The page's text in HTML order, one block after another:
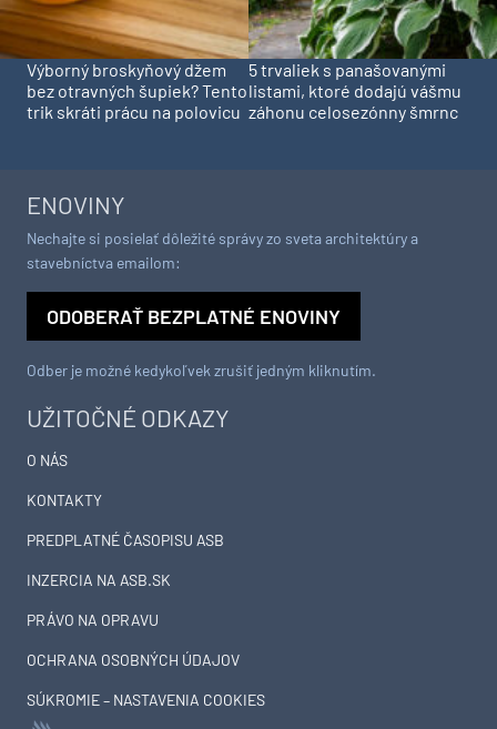
Výborný broskyňový džem
bez otravných šupiek? Tento
trik skráti prácu na polovicu
5 trvaliek s panašovanými
listami, ktoré dodajú vášmu
záhonu celosezónny šmrnc
UŽITOČNÉ ODKAZY
O NÁS
KONTAKTY
PREDPLATNÉ ČASOPISU ASB
INZERCIA NA ASB.SK
PRÁVO NA OPRAVU
OCHRANA OSOBNÝCH ÚDAJOV
SÚKROMIE – NASTAVENIA COOKIES
ENOVINY
Nechajte si posielať dôležité správy zo sveta architektúry a
stavebníctva emailom:
ODOBERAŤ BEZPLATNÉ ENOVINY
Odber je možné kedykoľvek zrušiť jedným kliknutím.